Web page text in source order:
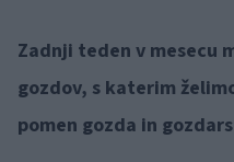
Zadnji teden v mesecu
gozdov, s katerim
pomen gozda in